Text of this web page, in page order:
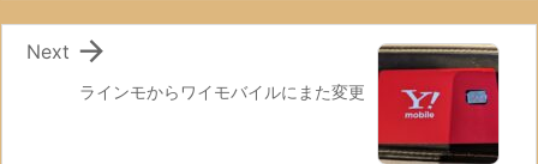
ラインモからワイモバイルにまた変更

Next